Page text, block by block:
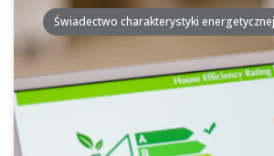
Świadectwo charakterystyki